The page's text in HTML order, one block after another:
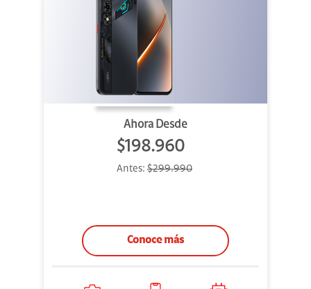
Ahora Desde
$198.960
Antes: $299.990
Conoce más